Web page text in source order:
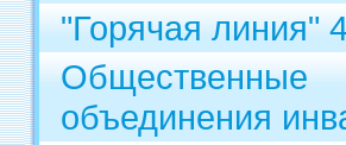
"Горячая линия"
Общественные
объединения